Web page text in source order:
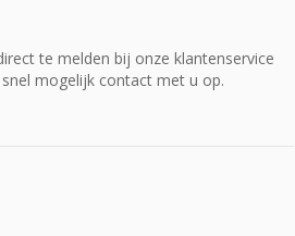
te melden bij onze klantenservice
mogelijk contact met u op.